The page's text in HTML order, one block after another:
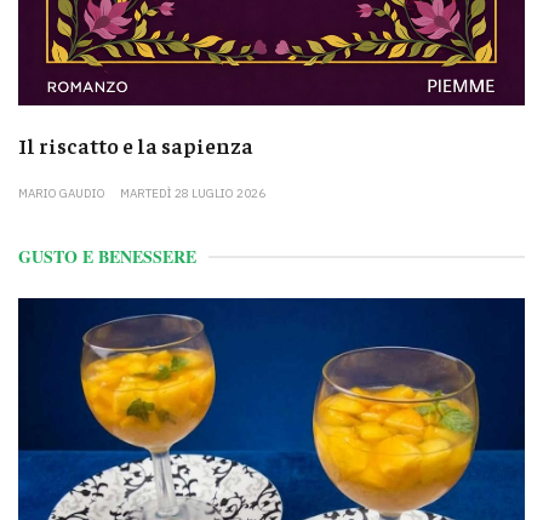
Il riscatto e la sapienza
MARIO GAUDIO MARTEDÌ 28 LUGLIO 2026
GUSTO E BENESSERE